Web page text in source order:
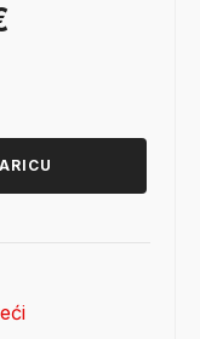
4.980,15 €.